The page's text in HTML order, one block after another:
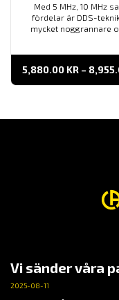
Med 5 MHz, 10 MHz
fördelar är DDS-
mycket noggrannare
5,880.00 KR –
Vi sänder våra
2025-08-11